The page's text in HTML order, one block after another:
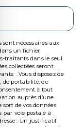
sont nécessaires aux
un fichier
traitants dans le seul
collectées seront
. Vous disposez de
de portabilité, de
à tout
auprès d’une
sort de vos données
par voie postale à
. Un justificatif